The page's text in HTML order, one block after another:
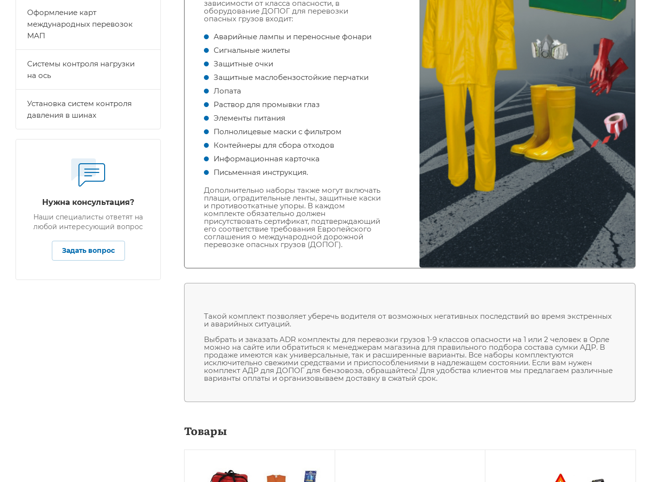
зависимости от класса опасности, в
оборудование ДОПОГ для перевозки
опасных грузов входит:
Аварийные лампы и переносные фонари
Сигнальные жилеты
Защитные очки
Защитные маслобензостойкие перчатки
Лопата
Раствор для промывки глаз
Элементы питания
Полнолицевые маски с фильтром
Контейнеры для сбора отходов
Информационная карточка
Письменная инструкция.
Дополнительно наборы также могут включать
плащи, оградительные ленты, защитные каски
и противооткатные упоры. В каждом
комплекте обязательно должен
присутствовать сертификат, подтверждающий
его соответствие требования Европейского
соглашения о международной дорожной
перевозке опасных грузов (ДОПОГ).
Такой комплект позволяет уберечь водителя от возможных негативных последствий во время экстренных
и аварийных ситуаций.
Выбрать и заказать ADR комплекты для перевозки грузов 1-9 классов опасности на 1 или 2 человек в Орле
можно на сайте или обратиться к менеджерам магазина для правильного подбора состава сумки АДР. В
продаже имеются как универсальные, так и расширенные варианты. Все наборы комплектуются
исключительно свежими средствами и приспособлениями в надлежащем состоянии. Если вам нужен
комплект АДР для ДОПОГ для бензовоза, обращайтесь! Для удобства клиентов мы предлагаем различные
варианты оплаты и организовываем доставку в сжатый срок.
Товары
Оформление карт
международных перевозок
МАП
Системы контроля нагрузки
на ось
Установка систем контроля
давления в шинах
Нужна консультация?
Наши специалисты ответят на
любой интересующий вопрос
Задать вопрос